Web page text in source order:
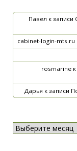
Павел к записи
cabinet-login-mts.ru
rosmarine
Дарья к записи